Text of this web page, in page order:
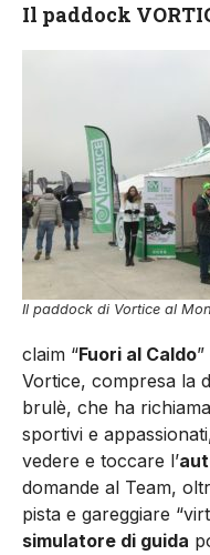
Il paddock
Il paddock di Vortice al
claim “Fuori al Caldo
Vortice, compresa la
brulè, che ha
sportivi e
vedere e toccare l’
domande al Team,
pista e gareggiare
simulatore di guida